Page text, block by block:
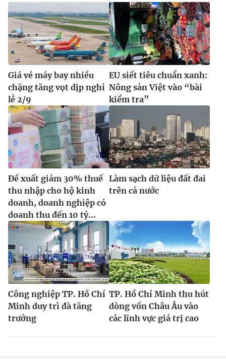
Ðiện thoại Thời báo VTV:
024.66 897 897
Email:toasoan@vtv.vn
Liên hệ quảng cáo:024-7300.7108
® Cấm sao chép dưới mọi hình thức nếu không có sự chấp
thuận bằng văn bản. Ghi rõ nguồn VTV.vn khi phát hành lại
thông tin từ website này.
Giá vé máy bay nhiều
chặng tăng vọt dịp nghỉ
lễ 2/9
EU siết tiêu chuẩn xanh:
Nông sản Việt vào “bài
kiểm tra”
Đề xuất giảm 30% thuế
thu nhập cho hộ kinh
doanh, doanh nghiệp có
doanh thu đến 10 tỷ...
Làm sạch dữ liệu đất đai
trên cả nước
Công nghiệp TP. Hồ Chí
Minh duy trì đà tăng
trưởng
TP. Hồ Chí Minh thu hút
dòng vốn Châu Âu vào
các lĩnh vực giá trị cao